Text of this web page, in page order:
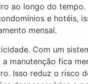
ao longo do tempo.
e hotéis,
mensal.
Com um
manutenção fica
Isso reduz o risco